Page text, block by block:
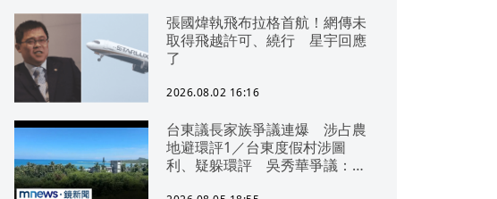
張國煒執飛布拉格首航！網傳未
取得飛越許可、繞行 星宇回應
了
2026.08.02 16:16
台東議長家族爭議連爆 涉占農
地避環評1／台東度假村涉圖
利、疑躲環評 吳秀華爭議：概